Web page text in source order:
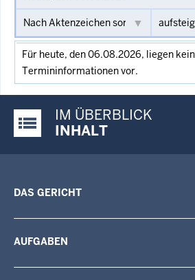
Für heute, den 06.08.2026, liegen
Termininformationen vor.
Justiz-Portal im Überblick:
IM ÜBERBLICK
INHALT
DAS GERICHT
AUFGABEN